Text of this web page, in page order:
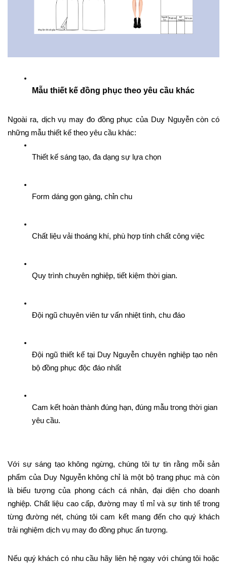
Mẫu thiết kế đồng phục theo yêu cầu khác
Ngoài ra, dịch vụ may đo đồng phục của Duy Nguyễn còn có
những mẫu thiết kế theo yêu cầu khác:
Thiết kế sáng tạo, đa dạng sự lựa chọn
Form dáng gọn gàng, chỉn chu
Chất liệu vải thoáng khí, phù hợp tính chất công việc
Quy trình chuyên nghiệp, tiết kiệm thời gian.
Đội ngũ chuyên viên tư vấn nhiệt tình, chu đáo
Đội ngũ thiết kế tại Duy Nguyễn chuyên nghiệp tạo nên
bộ đồng phục độc đáo nhất
Cam kết hoàn thành đúng hạn, đúng mẫu trong thời gian
yêu cầu.
Với sự sáng tạo không ngừng, chúng tôi tự tin rằng mỗi sản
phẩm của Duy Nguyễn không chỉ là một bộ trang phục mà còn
là biểu tượng của phong cách cá nhân, đại diện cho doanh
nghiệp. Chất liệu cao cấp, đường may tỉ mỉ và sự tinh tế trong
từng đường nét, chúng tôi cam kết mang đến cho quý khách
trải nghiệm dịch vụ may đo đồng phục ấn tượng.
Nếu quý khách có nhu cầu hãy liên hệ ngay với chúng tôi hoặc